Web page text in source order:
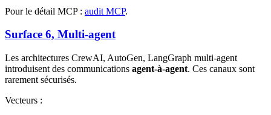
Pour le détail MCP : audit MCP.
Surface 6, Multi-agent
Les architectures CrewAI, AutoGen, LangGraph multi-agent
introduisent des communications agent-à-agent. Ces canaux sont
rarement sécurisés.
Vecteurs :